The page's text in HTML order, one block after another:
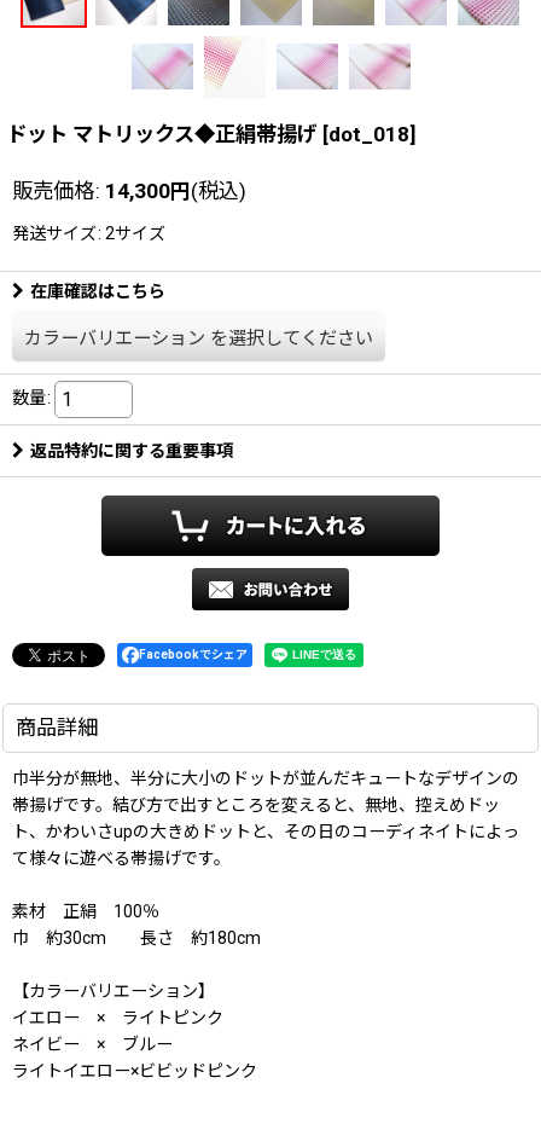
ドット マトリックス◆正絹帯揚げ [dot_018]
販売価格: 14,300円(税込)
発送サイズ: 2サイズ
在庫確認はこちら
カラーバリエーション を選択してください
数量:
返品特約に関する重要事項
Facebookでシェア
商品詳細
巾半分が無地、半分に大小のドットが並んだキュートなデザインの
帯揚げです。結び方で出すところを変えると、無地、控えめドッ
ト、かわいさupの大きめドットと、その日のコーディネイトによっ
て様々に遊べる帯揚げです。
素材 正絹 100％
巾 約30cm 長さ 約180cm
【カラーバリエーション】
イエロー × ライトピンク
ネイビー × ブルー
ライトイエロー×ビビッドピンク